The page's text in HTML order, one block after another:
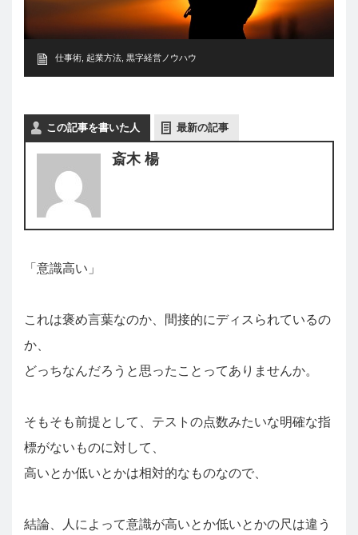
仕事術 起業方法 黒字経営ノウハウ
この記事を書いた人 最新の記事
斎木 楊
「意識高い」
これは褒め言葉なのか、間接的にディスられているの
か、
どっちなんだろうと思ったことってありませんか。
そもそも前提として、テストの点数みたいな明確な指
標がないものに対して、
高いとか低いとかは相対的なものなので、
結論、人によって意識が高いとか低いとかの尺は違う